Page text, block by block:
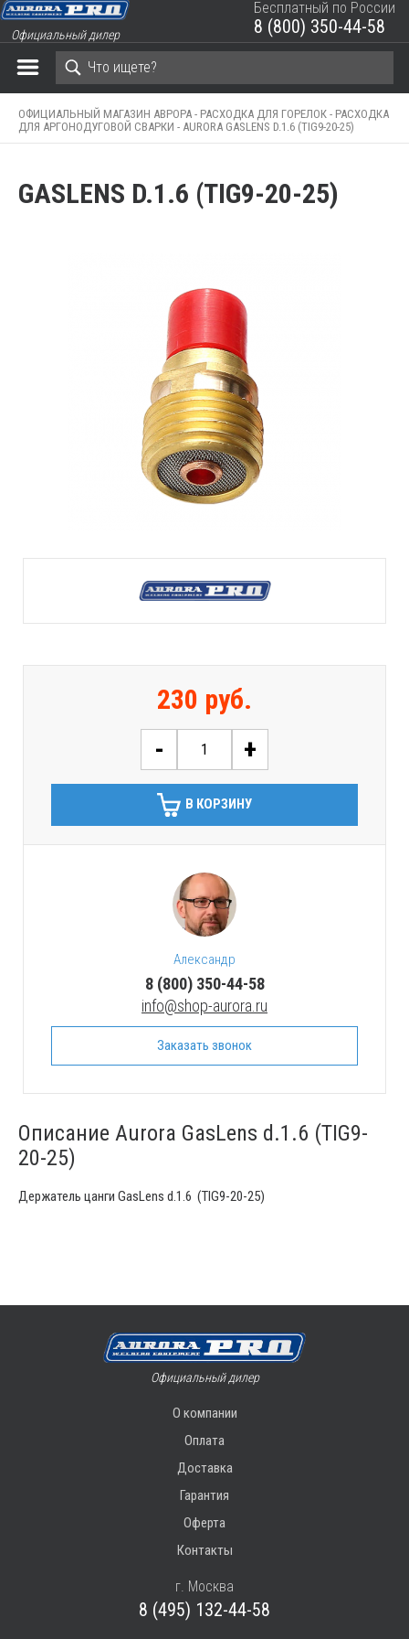
Официальный дилер
Бесплатный по России
8 (800) 350-44-58
ОФИЦИАЛЬНЫЙ МАГАЗИН АВРОРА - РАСХОДКА ДЛЯ ГОРЕЛОК - РАСХОДКА
ДЛЯ АРГОНОДУГОВОЙ СВАРКИ - AURORA GASLENS D.1.6 (TIG9-20-25)
GASLENS D.1.6 (TIG9-20-25)
230 руб.
-
+
В КОРЗИНУ
Александр
8 (800) 350-44-58
info@shop-aurora.ru
Заказать звонок
Описание Aurora GasLens d.1.6 (TIG9-
20-25)
Держатель цанги GasLens d.1.6 (TIG9-20-25)
Официальный дилер
О компании
Оплата
Доставка
Гарантия
Оферта
Контакты
г. Москва
8 (495) 132-44-58
ЗАКРЫТЬ КОРЗИНУ